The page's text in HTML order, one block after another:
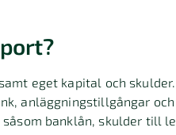
eget kapital och
anläggningstillgångar
banklån, skulder till